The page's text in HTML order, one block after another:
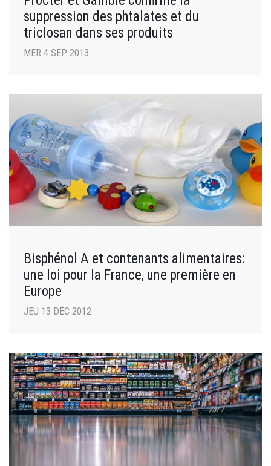
suppression des phtalates et du
triclosan dans ses produits
MER 4 SEP 2013
Bisphénol A et contenants alimentaires:
une loi pour la France, une première en
Europe
JEU 13 DÉC 2012